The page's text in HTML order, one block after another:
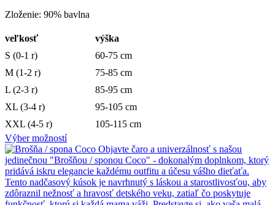
Zloženie: 90% bavlna
veľkosť
výška
S (0-1 r)
60-75 cm
M (1-2 r)
75-85 cm
L (2-3 r)
85-95 cm
XL (3-4 r)
95-105 cm
XXL (4-5 r)
105-115 cm
Výber možností